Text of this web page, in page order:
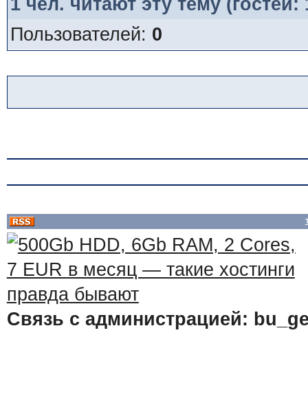
1чел. читают эту тему
Пользователей: 0
Связь с администрацией: